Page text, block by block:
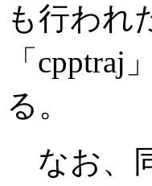
も行われ
「
る。
なお、